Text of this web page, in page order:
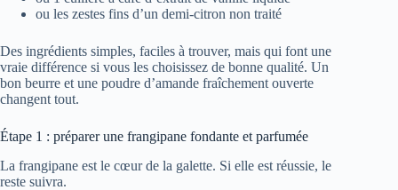
ou les zestes fins d’un demi-citron non traité
Des ingrédients simples, faciles à trouver, mais qui font une
vraie différence si vous les choisissez de bonne qualité. Un
bon beurre et une poudre d’amande fraîchement ouverte
changent tout.
Étape 1 : préparer une frangipane fondante et parfumée
La frangipane est le cœur de la galette. Si elle est réussie, le
reste suivra.